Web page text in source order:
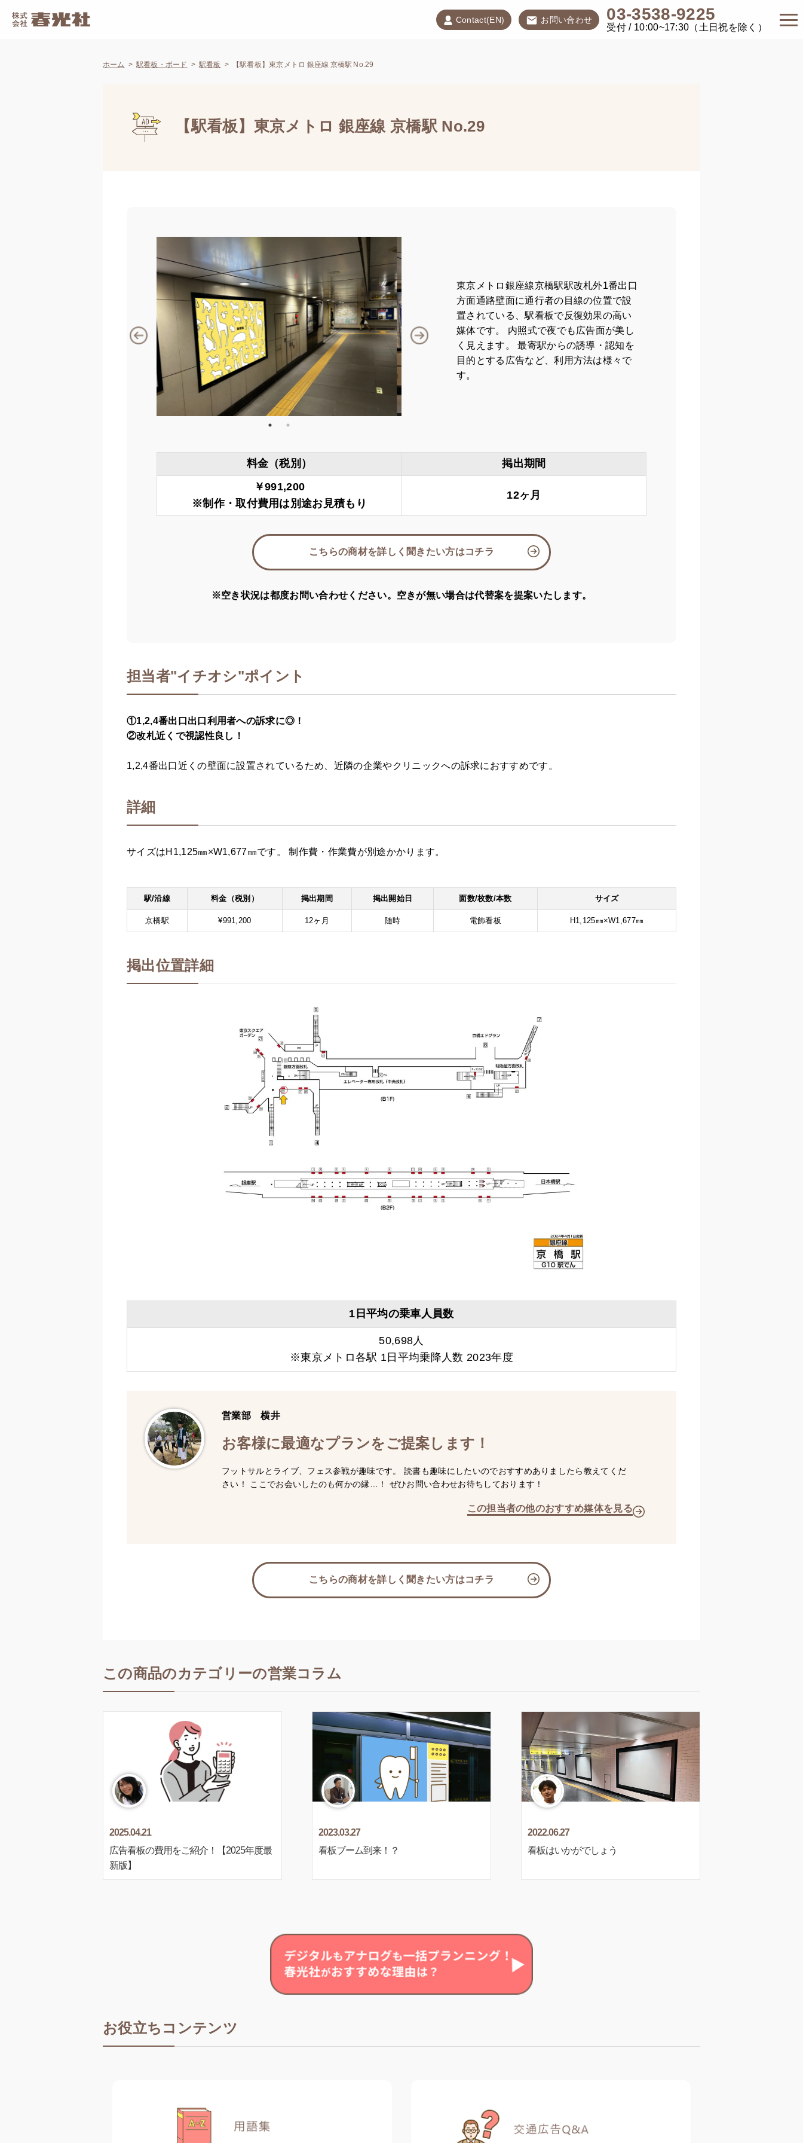
Contact(EN) お問い合わせ 03-3538-9225
受付 / 10:00~17:30（土日祝を除く）
ホーム 駅看板・ボード 駅看板 【駅看板】東京メトロ 銀座線 京橋駅 No.29
【駅看板】東京メトロ 銀座線 京橋駅 No.29
東京メトロ銀座線京橋駅駅改札外1番出口
方面通路壁面に通行者の目線の位置で設
置されている、駅看板で反復効果の高い
媒体です。 内照式で夜でも広告面が美し
く見えます。 最寄駅からの誘導・認知を
目的とする広告など、利用方法は様々で
す。
料金（税別）
掲出期間
￥991,200
※制作・取付費用は別途お見積もり
12ヶ月
こちらの商材を詳しく聞きたい方はコチラ
※空き状況は都度お問い合わせください。空きが無い場合は代替案を提案いたします。
担当者"イチオシ"ポイント
①1,2,4番出口出口利用者への訴求に◎！
②改札近くで視認性良し！
1,2,4番出口近くの壁面に設置されているため、近隣の企業やクリニックへの訴求におすすめです。
詳細
サイズはH1,125㎜×W1,677㎜​です。 制作費・作業費が別途かかります。
駅/沿線 料金（税別） 掲出期間 掲出開始日 面数/枚数/本数 サイズ
京橋駅 ¥991,200 12ヶ月 随時 電飾看板 H1,125㎜×W1,677㎜​
掲出位置詳細
1日平均の乗車人員数
50,698人
※東京メトロ各駅 1日平均乗降人数 2023年度
営業部 横井
お客様に最適なプランをご提案します！
フットサルとライブ、フェス参戦が趣味です。 読書も趣味にしたいのでおすすめありましたら教えてくだ
さい！ ここでお会いしたのも何かの縁…！ ぜひお問い合わせお待ちしております！
この担当者の他のおすすめ媒体を見る
こちらの商材を詳しく聞きたい方はコチラ
この商品のカテゴリーの営業コラム
2025.04.21
広告看板の費用をご紹介！【2025年度最
新版】
2023.03.27
看板ブーム到来！？
2022.06.27
看板はいかがでしょう
お役立ちコンテンツ